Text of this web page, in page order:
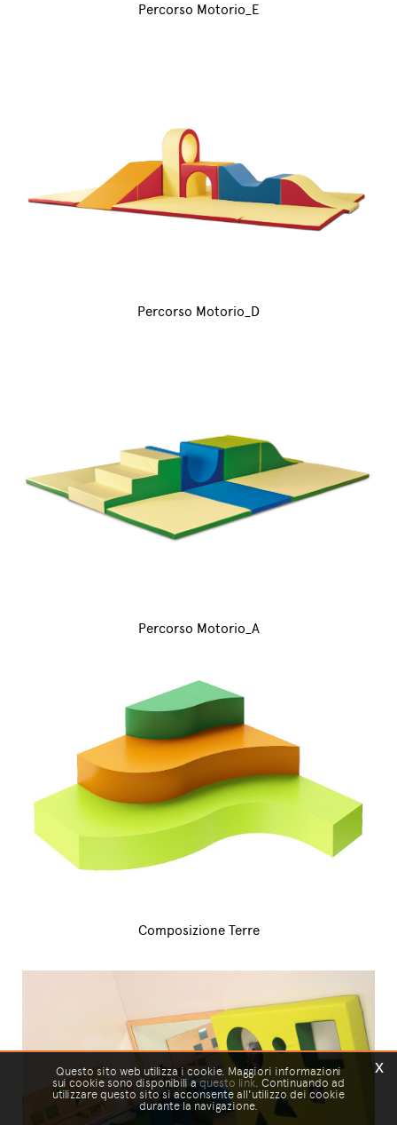
Percorso Motorio_E
Percorso Motorio_D
Percorso Motorio_A
Composizione Terre
x
Questo sito web utilizza i cookie. Maggiori informazioni
sui cookie sono disponibili aquesto link. Continuando ad
utilizzare questo sito si acconsente all'utilizzo dei cookie
durante la navigazione.